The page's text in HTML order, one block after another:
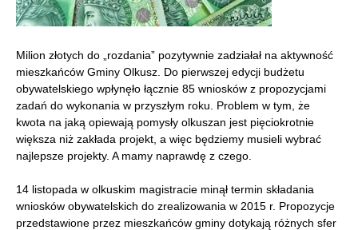
Milion złotych do „rozdania” pozytywnie zadziałał na aktywność
mieszkańców Gminy Olkusz. Do pierwszej edycji budżetu
obywatelskiego wpłynęło łącznie 85 wniosków z propozycjami
zadań do wykonania w przyszłym roku. Problem w tym, że
kwota na jaką opiewają pomysły olkuszan jest pięciokrotnie
większa niż zakłada projekt, a więc będziemy musieli wybrać
najlepsze projekty. A mamy naprawdę z czego.
14 listopada w olkuskim magistracie minął termin składania
wniosków obywatelskich do zrealizowania w 2015 r. Propozycje
przedstawione przez mieszkańców gminy dotykają różnych sfer